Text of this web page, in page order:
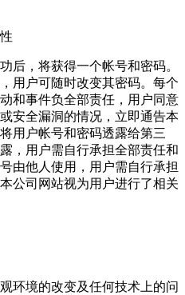
，将获得一个帐号和密码。
用户可随时改变其密码。每个
和事件负全部责任，用户同意
安全漏洞的情况，立即通告本
用户帐号和密码透露给第三
，用户需自行承担全部责任和
由他人使用，用户需自行承担
公司网站视为用户进行了相关
境的改变及任何技术上的问